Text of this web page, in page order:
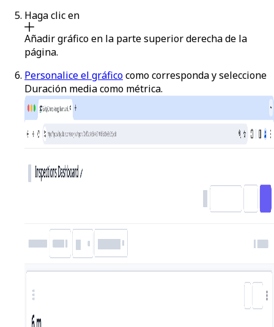
Haga clic en
Añadir gráficoen la parte superior derecha de la
página.
Personalice el gráficocomo corresponda y seleccione
Duración mediacomo métrica.